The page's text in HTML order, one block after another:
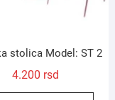
stolica Model: ST 2
4.200 rsd